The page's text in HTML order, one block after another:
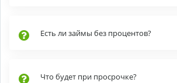
Есть ли займы без процентов?
Что будет при просрочке?